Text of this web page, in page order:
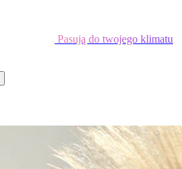
Pasują do twojego klimatu